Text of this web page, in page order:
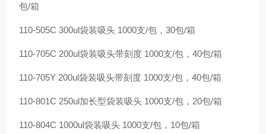
包/箱
110-505C 300ul袋装吸头 1000支/包，30包/箱
110-705C 200ul袋装吸头带刻度 1000支/包，40包/箱
110-705Y 200ul袋装吸头带刻度 1000支/包，40包/箱
110-801C 250ul加长型袋装吸头 1000支/包，20包/箱
110-804C 1000ul袋装吸头 1000支/包，10包/箱